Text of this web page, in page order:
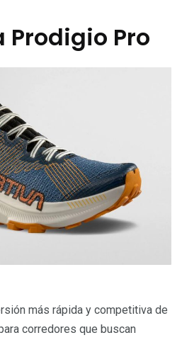
Prodigio Pro
más rápida y competitiva de
corredores que buscan